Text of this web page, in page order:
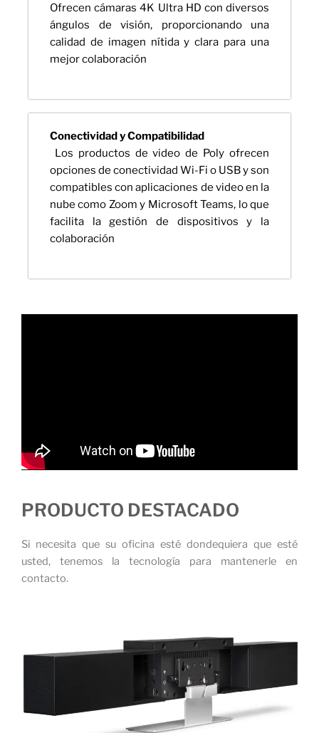
Ofrecen cámaras 4K Ultra HD con diversos
ángulos de visión, proporcionando una
calidad de imagen nítida y clara para una
mejor colaboración
Conectividad y Compatibilidad
Los productos de video de Poly ofrecen
opciones de conectividad Wi-Fi o USB y son
compatibles con aplicaciones de video en la
nube como Zoom y Microsoft Teams, lo que
facilita la gestión de dispositivos y la
colaboración
PRODUCTO DESTACADO
Si necesita que su oficina esté dondequiera que esté
usted, tenemos la tecnología para mantenerle en
contacto.